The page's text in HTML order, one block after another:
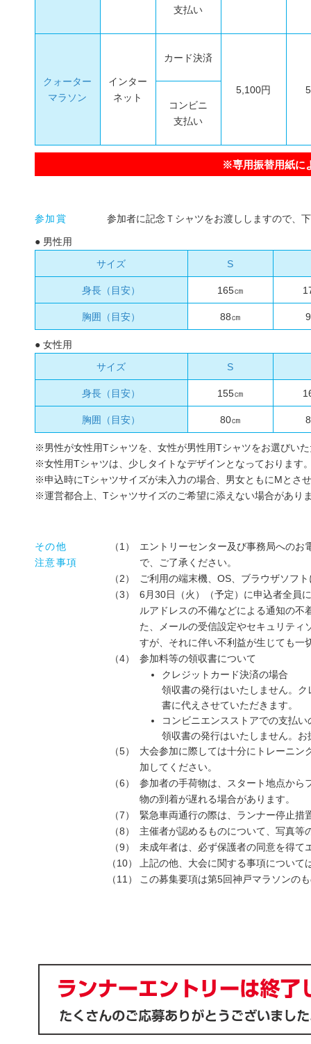
支払い
クォーター
マラソン
インター
ネット
カード決済
5,100円
コンビニ
支払い
※専用振替用紙に
参加賞 参加者に記念Ｔシャツをお渡ししますので、
● 男性用
サイズ
S
身長（目安） 165㎝
胸囲（目安） 88㎝
● 女性用
サイズ
S
身長（目安） 155㎝
胸囲（目安） 80㎝
※男性が女性用Tシャツを、女性が男性用Tシャツをお選びい
※女性用Tシャツは、少しタイトなデザインとなっております
※申込時にTシャツサイズが未入力の場合、男女ともにMとさ
※運営都合上、Tシャツサイズのご希望に添えない場合があり
その他
注意事項
（1）
エントリーセンター及び事務局へのお
で、ご了承ください。
（2）
ご利用の端末機、OS、ブラウザソフ
（3）
6月30日（火）（予定）に申込者全員
ルアドレスの不備などによる通知の
た、メールの受信設定やセキュリティ
すが、それに伴い不利益が生じても一
（4）
参加料等の領収書について
クレジットカード決済の場合
領収書の発行はいたしません。
書に代えさせていただきます。
コンビニエンスストアでの支払い
領収書の発行はいたしません。
（5）
大会参加に際しては十分にトレーニン
加してください。
（6）
参加者の手荷物は、スタート地点から
物の到着が遅れる場合があります。
（7）
緊急車両通行の際は、ランナー停止措
（8）
主催者が認めるものについて、写真等
（9）
未成年者は、必ず保護者の同意を得て
（10）
上記の他、大会に関する事項につい
（11）
この募集要項は第5回神戸マラソンの